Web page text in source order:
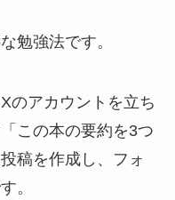
勉強法です。
のアカウントを立ち
この本の要約を3つ
稿を作成し、フォ
。